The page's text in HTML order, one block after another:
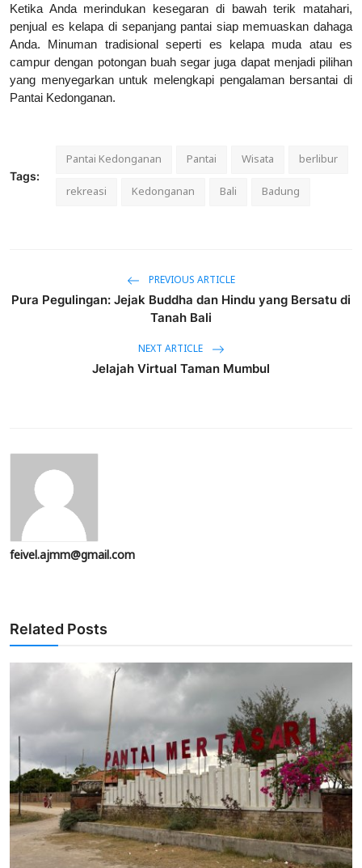
Ketika Anda merindukan kesegaran di bawah terik matahari,
penjual es kelapa di sepanjang pantai siap memuaskan dahaga
Anda. Minuman tradisional seperti es kelapa muda atau es
campur dengan potongan buah segar juga dapat menjadi pilihan
yang menyegarkan untuk melengkapi pengalaman bersantai di
Pantai Kedonganan.
Tags:
Pantai Kedonganan Pantai Wisata
berlibur
rekreasi
Kedonganan Bali Badung
PREVIOUS ARTICLE
Pura Pegulingan: Jejak Buddha dan Hindu yang Bersatu di
Tanah Bali
NEXT ARTICLE
Jelajah Virtual Taman Mumbul
feivel.ajmm@gmail.com
Related Posts